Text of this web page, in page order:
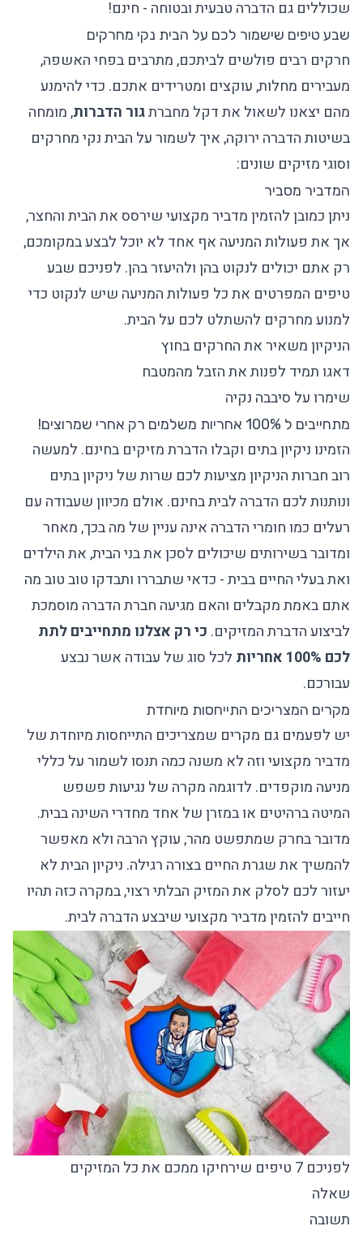
שכוללים גם הדברה טבעית ובטוחה - חינם!
שבע טיפים שישמור לכם על הבית נקי מחרקים
חרקים רבים פולשים לביתכם, מתרבים בפחי האשפה,
מעבירים מחלות, עוקצים ומטרידים אתכם. כדי להימנע
מהם יצאנו לשאול את דקל מחברתגור הדברות, מומחה
בשיטותהדברה ירוקה, איך לשמור על הבית נקי מחרקים
וסוגי מזיקים שונים:
המדביר מסביר
ניתן כמובן להזמיןמדביר מקצועי שירססאת הבית והחצר,
אך את פעולות המניעה אף אחד לא יוכל לבצע במקומכם,
רק אתם יכולים לנקוט בהן ולהיעזר בהן. לפניכם שבע
טיפים המפרטים את כל פעולות המניעה שיש לנקוט כדי
למנוע מחרקים להשתלט לכם על הבית.
הניקיון משאיר את החרקים בחוץ
דאגו תמיד לפנות את הזבל מהמטבח
שימרו על סיבבה נקיה
מתחייבים ל 100% אחריות משלמים רק אחרי שמרוצים!
הזמינו ניקיון בתים וקבלו הדברת מזיקים בחינם. למעשה
רוב חברות הניקיון מציעות לכם שרות של ניקיון בתים
ונותנות לכם הדברה לבית בחינם. אולם מכיוון שעבודה עם
רעלים כמו חומרי הדברה אינה עניין של מה בכך, מאחר
ומדובר בשירותים שיכולים לסכן את בני הבית, את הילדים
ואת בעלי החיים בבית - כדאי שתבררו ותבדקו טוב טוב מה
אתם באמת מקבלים והאם מגיעה חברת הדברה מוסמכת
לביצוע הדברת המזיקים. כי רק אצלנו מתחייבים לתת
לכם 100% אחריות
לכל סוג של עבודה אשר נבצע
עבורכם.
מקרים המצריכים התייחסות מיוחדת
יש לפעמים גם מקרים שמצריכים התייחסות מיוחדת של
מדביר מקצועי וזה לא משנה כמה תנסו לשמור על כללי
מניעה מוקפדים. לדוגמה מקרה של נגיעות פשפש
המיטהברהיטים או במזרן של אחד מחדרי השינה בבית.
מדובר בחרק שמתפשט מהר, עוקץ הרבה ולא מאפשר
להמשיך את שגרת החיים בצורה רגילה. ניקיון הבית לא
יעזור לכם לסלק את המזיק הבלתי רצוי, במקרה כזה תהיו
חייבים להזמיןמדביר מקצועישיבצע הדברה לבית.
לפניכם 7 טיפים שירחיקו ממכם את כל המזיקים
שאלה
תשובה